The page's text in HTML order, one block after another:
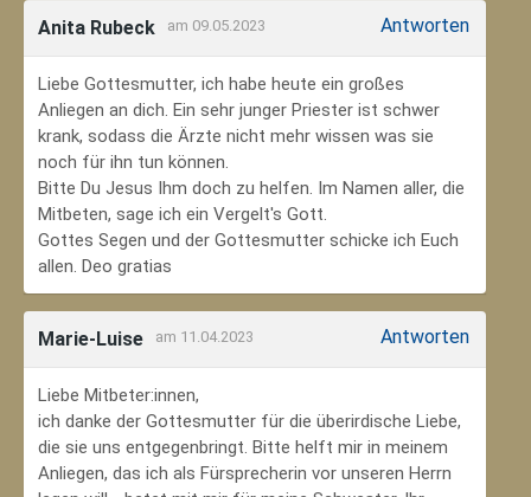
Anita Rubeck am 09.05.2023 Antworten
Liebe Gottesmutter, ich habe heute ein großes
Anliegen an dich. Ein sehr junger Priester ist schwer
krank, sodass die Ärzte nicht mehr wissen was sie
noch für ihn tun können.
Bitte Du Jesus Ihm doch zu helfen. Im Namen aller, die
Mitbeten, sage ich ein Vergelt's Gott.
Gottes Segen und der Gottesmutter schicke ich Euch
allen. Deo gratias
Marie-Luise am 11.04.2023 Antworten
Liebe Mitbeter:innen,
ich danke der Gottesmutter für die überirdische Liebe,
die sie uns entgegenbringt. Bitte helft mir in meinem
Anliegen, das ich als Fürsprecherin vor unseren Herrn